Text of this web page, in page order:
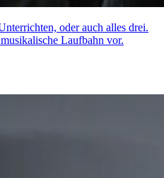
oder auch alles drei.
Laufbahn vor.